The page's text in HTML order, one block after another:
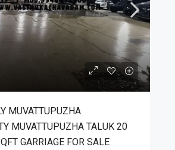
MUVATTUPUZHA
MUVATTUPUZHA TALUK 20
GARRIAGE FOR SALE